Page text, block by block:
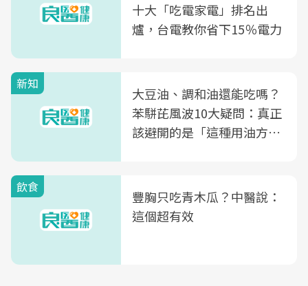
十大「吃電家電」排名出
爐，台電教你省下15％電力
新知
大豆油、調和油還能吃嗎？
苯駢芘風波10大疑問：真正
該避開的是「這種用油方
飲食
豐胸只吃青木瓜？中醫說：
這個超有效